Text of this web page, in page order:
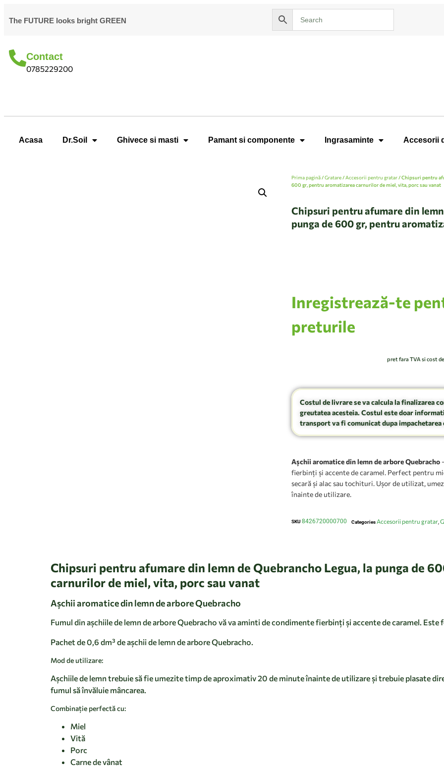
The FUTURE looks bright GREEN
Contact
0785229200
Acasa Dr.Soil Ghivece si masti Pamant si componente Ingrasaminte Accesorii
Prima pagină/Gratare/Accesorii pentru gratar/ Chipsuri pentru
600 gr, pentru aromatizarea carnurilor de miel, vita, porc sau vanat
Chipsuri pentru afumare din
punga de 600 gr, pentru
Inregistrează-te
preturile
pret fara TVA si cost
Costul de livrare se va calcula la finalizarea
greutatea acesteia. Costul este doar
transport va fi comunicat dupa impachetarea
Așchii aromatice din lemn de arbore Quebracho
fierbinți și accente de caramel. Perfect pentru
secară și alac sau tochituri. Ușor de utilizat,
înainte de utilizare.
SKU 8426720000700 Categories Accesorii pentru gratar
Chipsuri pentru afumare din lemn de Quebrancho Legua, la punga de
carnurilor de miel, vita, porc sau vanat
Așchii aromatice din lemn de arbore Quebracho
Fumul din așchiile de lemn de arbore Quebracho vă va aminti de condimente fierbinți și accente de caramel. Este
Pachet de 0,6 dm³ de așchii de lemn de arbore Quebracho.
Mod de utilizare:
Așchiile de lemn trebuie să fie umezite timp de aproximativ 20 de minute înainte de utilizare și trebuie plasate
fumul să învăluie mâncarea.
Combinație perfectă cu:
Miel
Vită
Porc
Carne de vânat